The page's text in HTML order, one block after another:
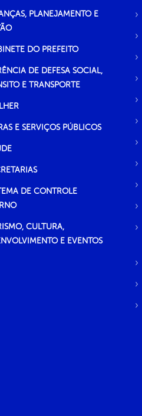
PLANEJAMENTO E
DO PREFEITO
DE DEFESA SOCIAL,
E TRANSPORTE
E SERVIÇOS PÚBLICOS
DE CONTROLE
CULTURA,
E EVENTOS